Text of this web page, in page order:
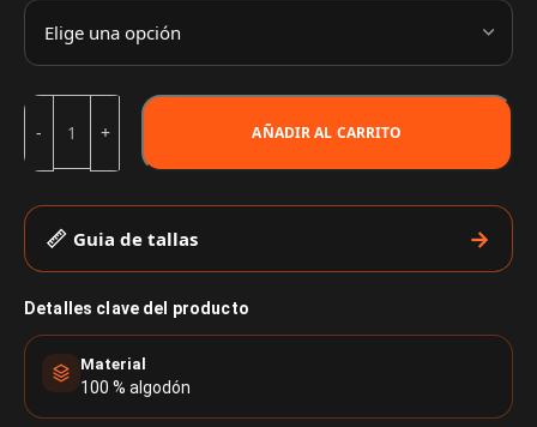
AÑADIR AL CARRITO
Guia de tallas
Detalles clave del producto
Material
100 % algodón